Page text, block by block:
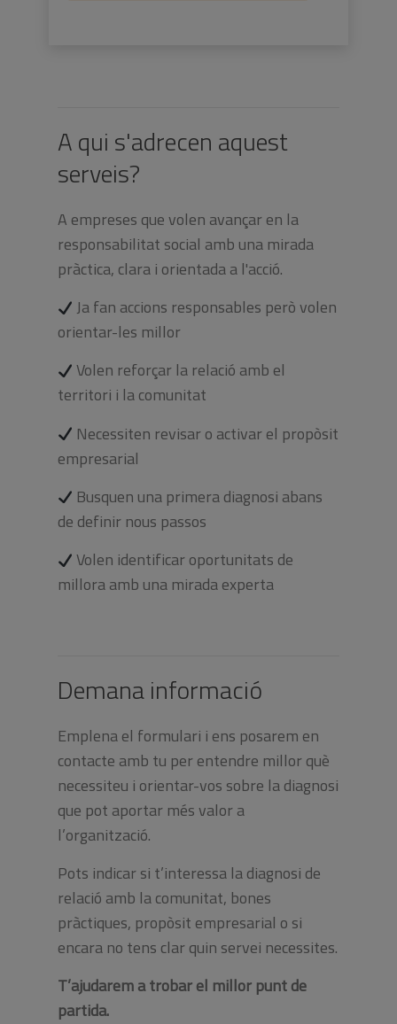
A qui s'adrecen aquest
serveis?
A empreses que volen avançar en la
responsabilitat social amb una mirada
pràctica, clara i orientada a l'acció.
Ja fan accions responsables però volen
orientar-les millor
Volen reforçar la relació amb el
territori i la comunitat
Necessiten revisar o activar el propòsit
empresarial
Busquen una primera diagnosi abans
de definir nous passos
Volen identificar oportunitats de
millora amb una mirada experta
Demana informació
Emplena el formulari i ens posarem en
contacte amb tu per entendre millor què
necessiteu i orientar-vos sobre la diagnosi
que pot aportar més valor a
l’organització.
Pots indicar si t’interessa la diagnosi de
relació amb la comunitat, bones
pràctiques, propòsit empresarial o si
encara no tens clar quin servei necessites.
T’ajudarem a trobar el millor punt de
partida.